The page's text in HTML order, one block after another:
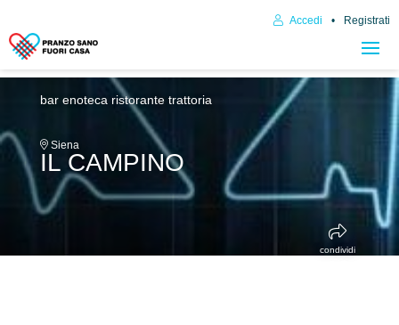
Accedi Registrati
bar enoteca ristorante trattoria
Siena
IL CAMPINO
condividi